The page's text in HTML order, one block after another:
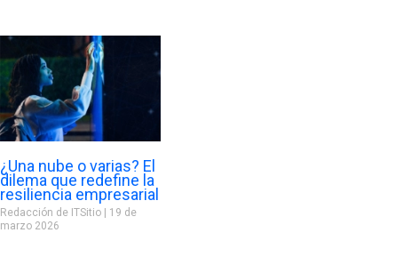
¿Una nube o varias? El
dilema que redefine la
resiliencia empresarial
Redacción de ITSitio
19 de
marzo 2026